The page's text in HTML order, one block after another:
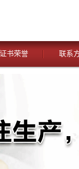
证书荣誉 联系